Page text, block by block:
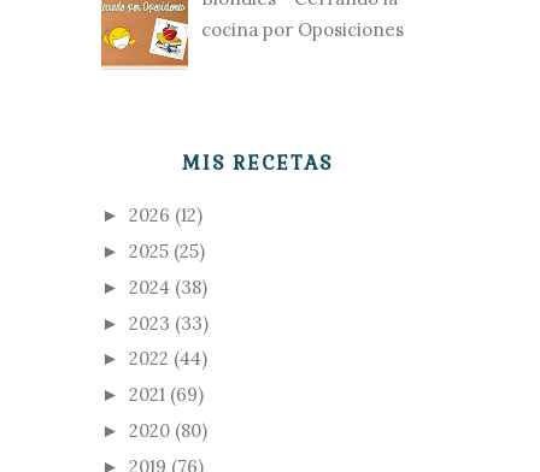
cocina por Oposiciones
MIS RECETAS
► 2026 (12)
► 2025 (25)
► 2024 (38)
► 2023 (33)
► 2022 (44)
► 2021 (69)
► 2020 (80)
► 2019 (76)